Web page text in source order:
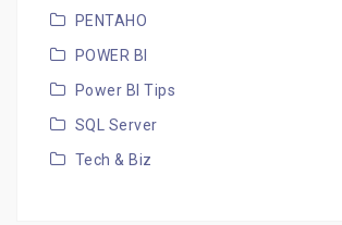
PENTAHO
POWER BI
Power BI Tips
SQL Server
Tech & Biz